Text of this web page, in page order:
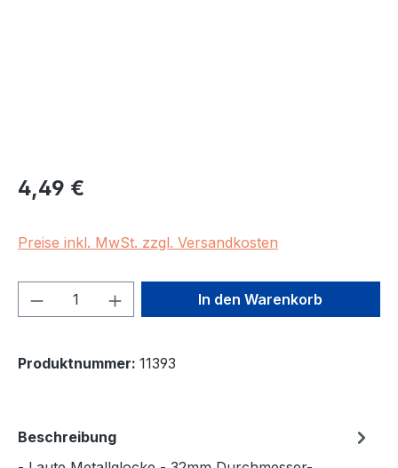
Regulärer Preis:
4,49 €
Preise inkl. MwSt. zzgl. Versandkosten
Produkt Anzahl: Gib denIn den Warenkorb
Produktnummer: 11393
Beschreibung